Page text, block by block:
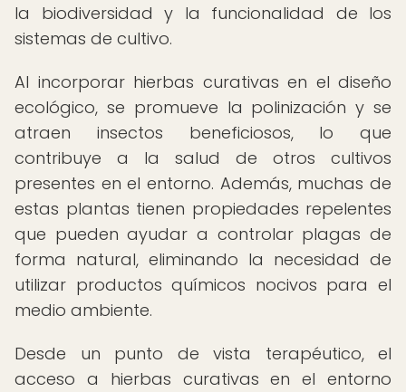
la biodiversidad y la funcionalidad de los
sistemas de cultivo.
Al incorporar hierbas curativas en el diseño
ecológico, se promueve la polinización y se
atraen insectos beneficiosos, lo que
contribuye a la salud de otros cultivos
presentes en el entorno. Además, muchas de
estas plantas tienen propiedades repelentes
que pueden ayudar a controlar plagas de
forma natural, eliminando la necesidad de
utilizar productos químicos nocivos para el
medio ambiente.
Desde un punto de vista terapéutico, el
acceso a hierbas curativas en el entorno